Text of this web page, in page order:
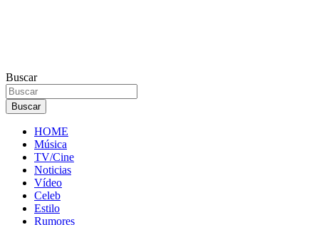
Buscar
Buscar
HOME
Música
TV/Cine
Noticias
Vídeo
Celeb
Estilo
Rumores